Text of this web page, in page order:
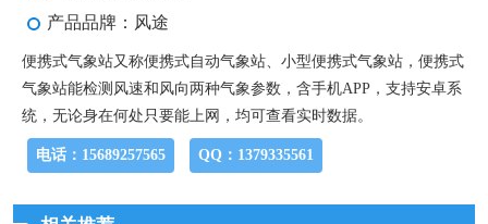
产品品牌：风途
便携式气象站又称便携式自动气象站、小型便携式气象站，便携式
气象站能检测风速和风向两种气象参数，含手机APP，支持安卓系
统，无论身在何处只要能上网，均可查看实时数据。
电话：15689257565 QQ：1379335561